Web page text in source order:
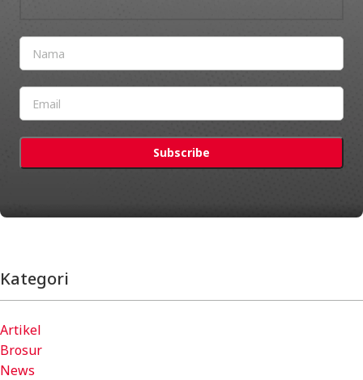
Kategori
Artikel
Brosur
News